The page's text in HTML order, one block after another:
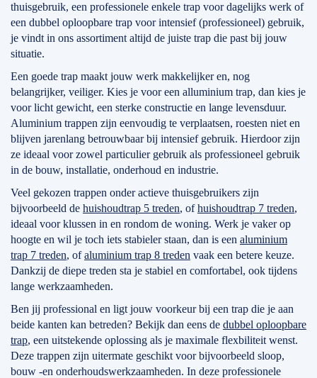
thuisgebruik, een professionele enkele trap voor dagelijks werk of
een dubbel oploopbare trap voor intensief (professioneel) gebruik,
je vindt in ons assortiment altijd de juiste trap die past bij jouw
situatie.
Een goede trap maakt jouw werk makkelijker en, nog
belangrijker, veiliger. Kies je voor een alluminium trap, dan kies je
voor licht gewicht, een sterke constructie en lange levensduur.
Aluminium trappen zijn eenvoudig te verplaatsen, roesten niet en
blijven jarenlang betrouwbaar bij intensief gebruik. Hierdoor zijn
ze ideaal voor zowel particulier gebruik als professioneel gebruik
in de bouw, installatie, onderhoud en industrie.
Veel gekozen trappen onder actieve thuisgebruikers zijn
bijvoorbeeld de huishoudtrap 5 treden, ofhuishoudtrap 7 treden,
ideaal voor klussen in en rondom de woning. Werk je vaker op
hoogte en wil je toch iets stabieler staan, dan is een aluminium
trap 7 treden, ofaluminium trap 8 treden vaak een betere keuze.
Dankzij de diepe treden sta je stabiel en comfortabel, ook tijdens
lange werkzaamheden.
Ben jij professional en ligt jouw voorkeur bij een trap die je aan
beide kanten kan betreden? Bekijk dan eens de dubbel oploopbare
trap, een uitstekende oplossing als je maximale flexbiliteit wenst.
Deze trappen zijn uitermate geschikt voor bijvoorbeeld sloop,
bouw -en onderhoudswerkzaamheden. In deze professionele